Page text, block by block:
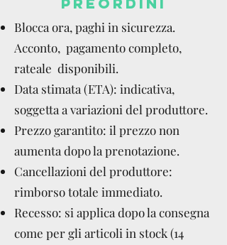
Blocca ora, paghi in sicurezza.
Acconto, pagamento completo,
rateale disponibili.
Data stimata (ETA): indicativa,
soggetta a variazioni del produttore.
Prezzo garantito: il prezzo non
aumenta dopo la prenotazione.
Cancellazioni del produttore:
rimborso totale immediato.
Recesso: si applica dopo la consegna
come per gli articoli in stock (14